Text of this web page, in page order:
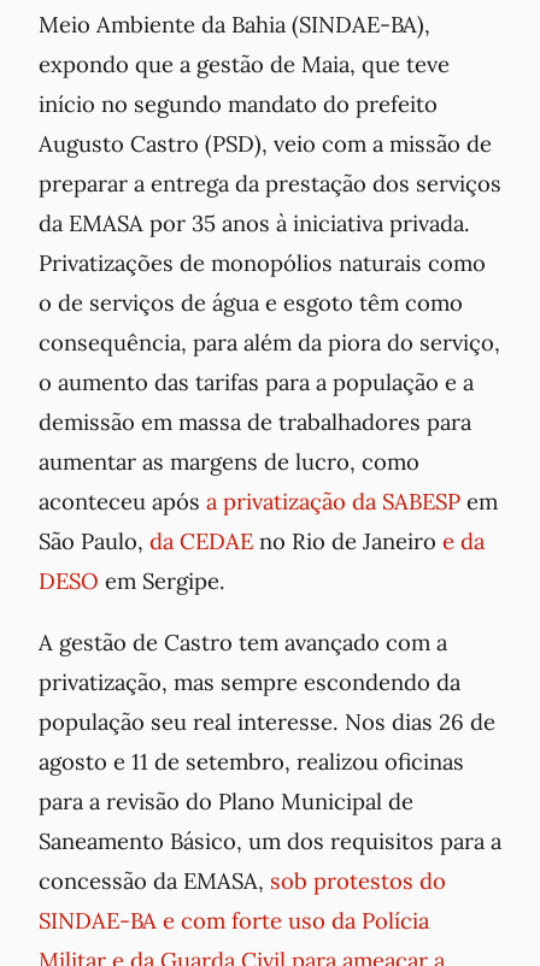
Meio Ambiente da Bahia (SINDAE-BA),
expondo que a gestão de Maia, que teve
início no segundo mandato do prefeito
Augusto Castro (PSD), veio com a missão de
preparar a entrega da prestação dos serviços
da EMASA por 35 anos à iniciativa privada.
Privatizações de monopólios naturais como
o de serviços de água e esgoto têm como
consequência, para além da piora do serviço,
o aumento das tarifas para a população e a
demissão em massa de trabalhadores para
aumentar as margens de lucro, como
aconteceu após a privatização da SABESP em
São Paulo, da CEDAE no Rio de Janeiro e da
DESO em Sergipe.
A gestão de Castro tem avançado com a
privatização, mas sempre escondendo da
população seu real interesse. Nos dias 26 de
agosto e 11 de setembro, realizou oficinas
para a revisão do Plano Municipal de
Saneamento Básico, um dos requisitos para a
concessão da EMASA, sob protestos do
SINDAE-BA e com forte uso da Polícia
Militar e da Guarda Civil para ameaçar a